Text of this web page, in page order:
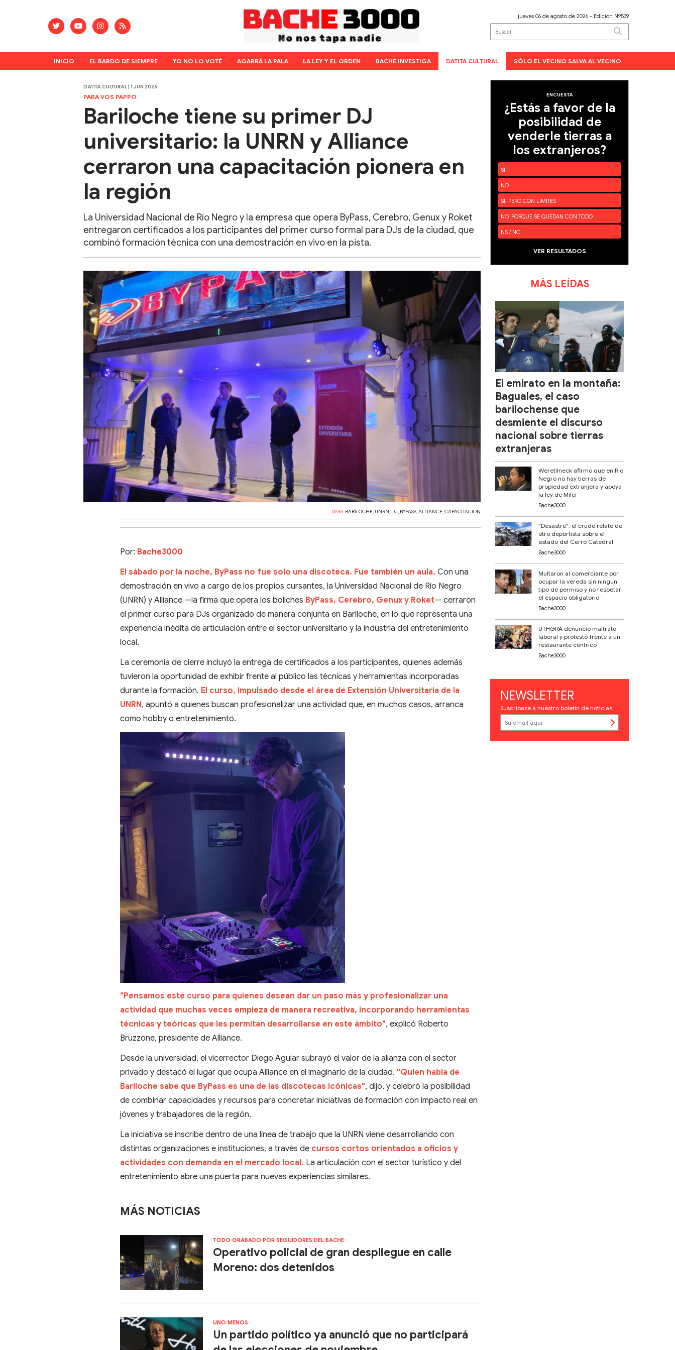
jueves 06 de agosto de 2026 - Edición Nº539
INICIO EL BARDO DE SIEMPRE YO NO LO VOTÉ AGARRÁ LA PALA LA LEY Y EL ORDEN BACHE INVESTIGA DATITA CULTURAL SÓLO EL VECINO SALVA AL VECINO
DATITA CULTURAL | 1 JUN 2026
PARA VOS PAPPO
Bariloche tiene su primer DJ
universitario: la UNRN y Alliance
cerraron una capacitación pionera en
la región
La Universidad Nacional de Río Negro y la empresa que opera ByPass, Cerebro, Genux y Roket
entregaron certificados a los participantes del primer curso formal para DJs de la ciudad, que
combinó formación técnica con una demostración en vivo en la pista.
TAGS: BARILOCHE, UNRN, DJ, BYPASS,ALLIANCE,CAPACITACIÓN
Por: Bache3000
El sábado por la noche, ByPass no fue solo una discoteca. Fue también un aula. Con una
demostración en vivo a cargo de los propios cursantes, la Universidad Nacional de Río Negro
(UNRN) y Alliance —la firma que opera los boliches ByPass, Cerebro, Genux y Roket— cerraron
el primer curso para DJs organizado de manera conjunta en Bariloche, en lo que representa una
experiencia inédita de articulación entre el sector universitario y la industria del entretenimiento
local.
La ceremonia de cierre incluyó la entrega de certificados a los participantes, quienes además
tuvieron la oportunidad de exhibir frente al público las técnicas y herramientas incorporadas
durante la formación. El curso, impulsado desde el área de Extensión Universitaria de la
UNRN, apuntó a quienes buscan profesionalizar una actividad que, en muchos casos, arranca
como hobby o entretenimiento.
"Pensamos este curso para quienes desean dar un paso más y profesionalizar una
actividad que muchas veces empieza de manera recreativa, incorporando herramientas
técnicas y teóricas que les permitan desarrollarse en este ámbito", explicó Roberto
Bruzzone, presidente de Alliance.
Desde la universidad, el vicerrector Diego Aguiar subrayó el valor de la alianza con el sector
privado y destacó el lugar que ocupa Alliance en el imaginario de la ciudad. "Quien habla de
Bariloche sabe que ByPass es una de las discotecas icónicas", dijo, y celebró la posibilidad
de combinar capacidades y recursos para concretar iniciativas de formación con impacto real en
jóvenes y trabajadores de la región.
La iniciativa se inscribe dentro de una línea de trabajo que la UNRN viene desarrollando con
distintas organizaciones e instituciones, a través de cursos cortos orientados a oficios y
actividades con demanda en el mercado local. La articulación con el sector turístico y del
entretenimiento abre una puerta para nuevas experiencias similares.
MÁS NOTICIAS
TODO GRABADO POR SEGUIDORES DEL BACHE
Operativo policial de gran despliegue en calle
Moreno: dos detenidos
UNO MENOS
Un partido político ya anunció que no participará
ENCUESTA
¿Estás a favor de la
posibilidad de
venderle tierras a
los extranjeros?
SÍ
NO
SÍ, PERO CON LÍMITES
NO, PORQUE SE QUEDAN CON TODO
NS / NC
VER RESULTADOS
MÁS LEÍDAS
El emirato en la montaña:
Baguales, el caso
barilochense que
desmiente el discurso
nacional sobre tierras
extranjeras
Weretilneck afirmó que en Río
Negro no hay tierras de
propiedad extranjera y apoya
la ley de Milei
Bache3000
"Desastre": el crudo relato de
otro deportista sobre el
estado del Cerro Catedral
Bache3000
Multaron al comerciante por
ocupar la vereda sin ningún
tipo de permiso y no respetar
el espacio obligatorio
Bache3000
UTHGRA denunció maltrato
laboral y protestó frente a un
restaurante céntrico
Bache3000
NEWSLETTER
Suscríbase a nuestro boletín de noticias